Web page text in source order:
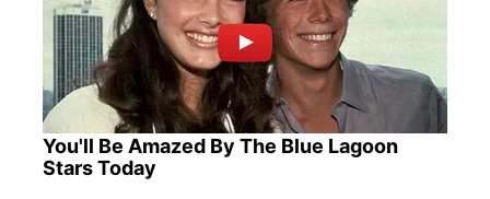
You'll Be Amazed By The Blue Lagoon
Stars Today